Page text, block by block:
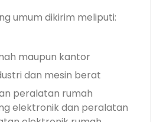
umum dikirim meliputi:
maupun kantor
dan mesin berat
peralatan rumah
elektronik dan peralatan